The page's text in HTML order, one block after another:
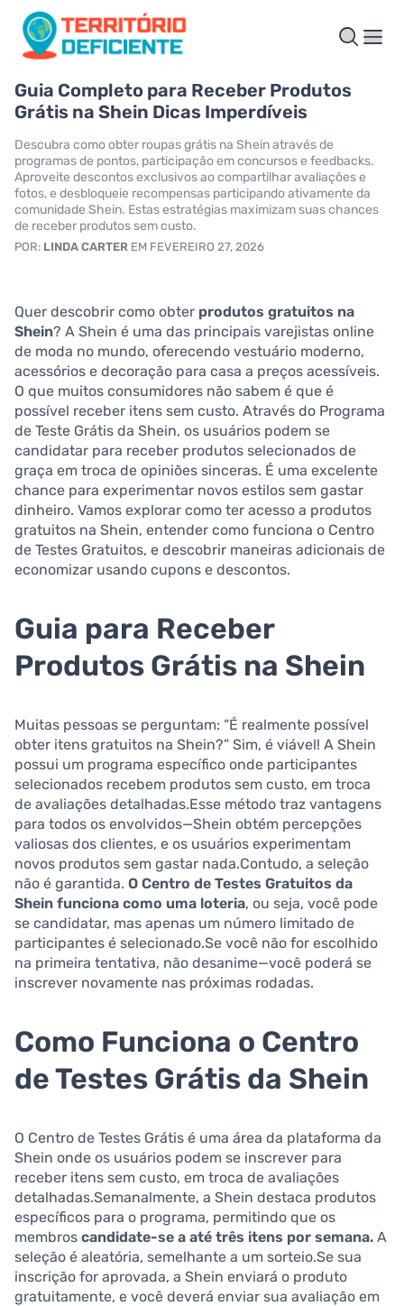
Guia Completo para Receber Produtos
Grátis na Shein Dicas Imperdíveis
Descubra como obter roupas grátis na Shein através de
programas de pontos, participação em concursos e feedbacks.
Aproveite descontos exclusivos ao compartilhar avaliações e
fotos, e desbloqueie recompensas participando ativamente da
comunidade Shein. Estas estratégias maximizam suas chances
de receber produtos sem custo.
POR: LINDA CARTER EM FEVEREIRO 27, 2026
Quer descobrir como obter produtos gratuitos na
Shein? A Shein é uma das principais varejistas online
de moda no mundo, oferecendo vestuário moderno,
acessórios e decoração para casa a preços acessíveis.
O que muitos consumidores não sabem é que é
possível receber itens sem custo. Através do Programa
de Teste Grátis da Shein, os usuários podem se
candidatar para receber produtos selecionados de
graça em troca de opiniões sinceras. É uma excelente
chance para experimentar novos estilos sem gastar
dinheiro. Vamos explorar como ter acesso a produtos
gratuitos na Shein, entender como funciona o Centro
de Testes Gratuitos, e descobrir maneiras adicionais de
economizar usando cupons e descontos.
Guia para Receber
Produtos Grátis na Shein
Muitas pessoas se perguntam: “É realmente possível
obter itens gratuitos na Shein?” Sim, é viável! A Shein
possui um programa específico onde participantes
selecionados recebem produtos sem custo, em troca
de avaliações detalhadas.Esse método traz vantagens
para todos os envolvidos—Shein obtém percepções
valiosas dos clientes, e os usuários experimentam
novos produtos sem gastar nada.Contudo, a seleção
não é garantida. O Centro de Testes Gratuitos da
Shein funciona como uma loteria, ou seja, você pode
se candidatar, mas apenas um número limitado de
participantes é selecionado.Se você não for escolhido
na primeira tentativa, não desanime—você poderá se
inscrever novamente nas próximas rodadas.
Como Funciona o Centro
de Testes Grátis da Shein
O Centro de Testes Grátis é uma área da plataforma da
Shein onde os usuários podem se inscrever para
receber itens sem custo, em troca de avaliações
detalhadas.Semanalmente, a Shein destaca produtos
específicos para o programa, permitindo que os
membros candidate-se a até três itens por semana. A
seleção é aleatória, semelhante a um sorteio.Se sua
inscrição for aprovada, a Shein enviará o produto
gratuitamente, e você deverá enviar sua avaliação em